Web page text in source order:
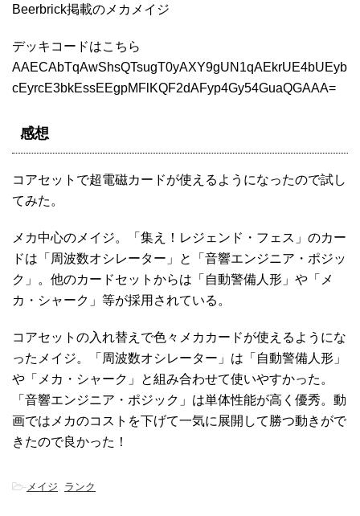
Beerbrick掲載のメカメイジ
デッキコードはこちら
AAECAbTqAwShsQTsugT0yAXY9gUN1qAEkrUE4bUEyb
cEyrcE3bkEssEEgpMFlKQF2dAFyp4Gy54GuaQGAAA=
感想
コアセットで超電磁カードが使えるようになったので試し
てみた。
メカ中心のメイジ。「集え！レジェンド・フェス」のカー
ドは「周波数オシレーター」と「音響エンジニア・ポジッ
ク」。他のカードセットからは「自動警備人形」や「メ
カ・シャーク」等が採用されている。
コアセットの入れ替えで色々メカカードが使えるようにな
ったメイジ。「周波数オシレーター」は「自動警備人形」
や「メカ・シャーク」と組み合わせて使いやすかった。
「音響エンジニア・ポジック」は単体性能が高く優秀。動
画ではメカのコストを下げて一気に展開して勝つ動きがで
きたので良かった！
-メイジ, ランク